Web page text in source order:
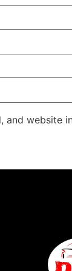
and website